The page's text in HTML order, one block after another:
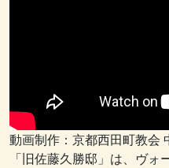
動画制作：京都西田町教会
「旧佐藤久勝邸」は、ヴ